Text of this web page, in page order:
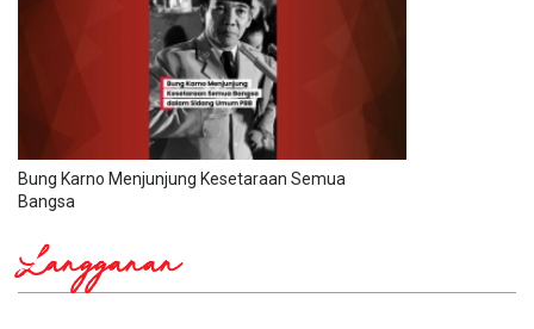
Bung Karno Menjunjung Kesetaraan Semua
Bangsa
Langganan